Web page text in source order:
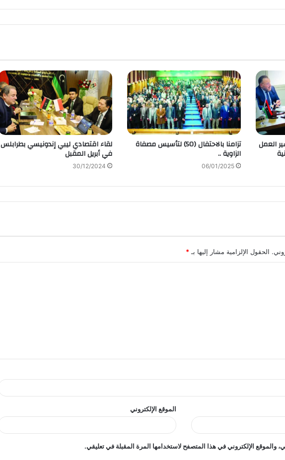
العمل تزامنا بالاحتفال (50) لتأسيس مصفاة
الزاوية ..
06/01/2025
لقاء اقتصادي ليبي إندونيسي بطرابلس
في أبريل المقبل
30/12/2024
الحقول الإلزامية مشار إليها بـ *
الموقع الإلكتروني
والموقع الإلكتروني في هذا المتصفح لاستخدامها المرة المقبلة في تعليقي.